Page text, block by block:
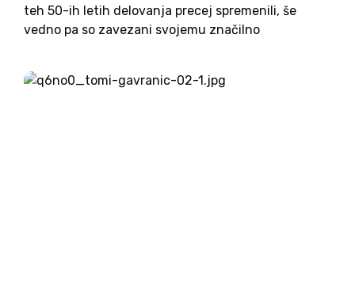
teh 50-ih letih delovanja precej spremenili, še
vedno pa so zavezani svojemu značilno
glasbi. V Slovenski Istri, na Obali, kot se je reklo
včasih,...